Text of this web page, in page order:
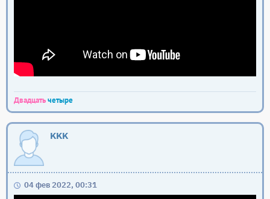
Двадцатьчетыре
KKK
04 фев 2022, 00:31